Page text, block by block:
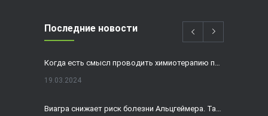
Последние новости
19.03.2024